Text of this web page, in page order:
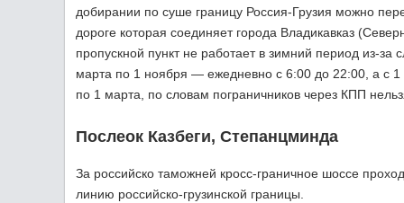
добирании по суше границу Россия-Грузия можно
дороге которая соединяет города Владикавказ
пропускной пункт не работает в зимний период из-
марта по 1 ноября — ежедневно с 6:00 до 22:00, а с
по 1 марта, по словам пограничников через КПП
Послеок Казбеги, Степанцминда
За российско таможней кросс-граничное шоссе
линию российско-грузинской границы.